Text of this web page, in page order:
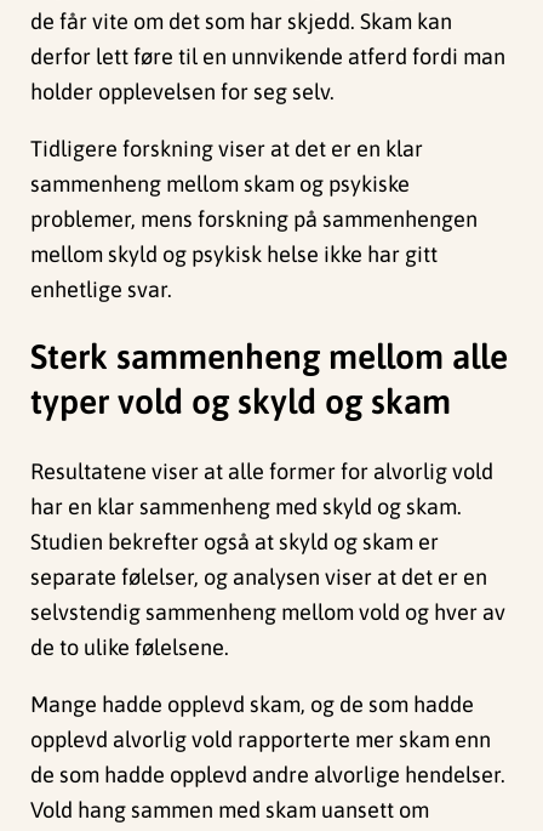
de får vite om det som har skjedd. Skam kan
derfor lett føre til en unnvikende atferd fordi man
holder opplevelsen for seg selv.
Tidligere forskning viser at det er en klar
sammenheng mellom skam og psykiske
problemer, mens forskning på sammenhengen
mellom skyld og psykisk helse ikke har gitt
enhetlige svar.
Sterk sammenheng mellom alle
typer vold og skyld og skam
Resultatene viser at alle former for alvorlig vold
har en klar sammenheng med skyld og skam.
Studien bekrefter også at skyld og skam er
separate følelser, og analysen viser at det er en
selvstendig sammenheng mellom vold og hver av
de to ulike følelsene.
Mange hadde opplevd skam, og de som hadde
opplevd alvorlig vold rapporterte mer skam enn
de som hadde opplevd andre alvorlige hendelser.
Vold hang sammen med skam uansett om